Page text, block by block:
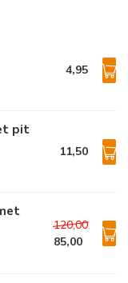
4,95
pit
11,50
120,00
85,00